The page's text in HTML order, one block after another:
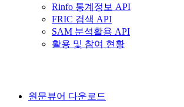
Rinfo 통계정보 API
FRIC 검색 API
SAM 분석활용 API
활용 및 참여 현황
원문뷰어 다운로드